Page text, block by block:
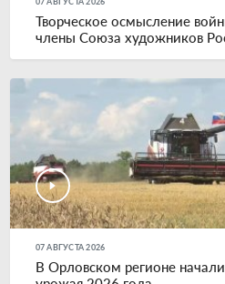
Творческое осмысление
члены Союза художников
07 АВГУСТА 2026
В Орловском регионе